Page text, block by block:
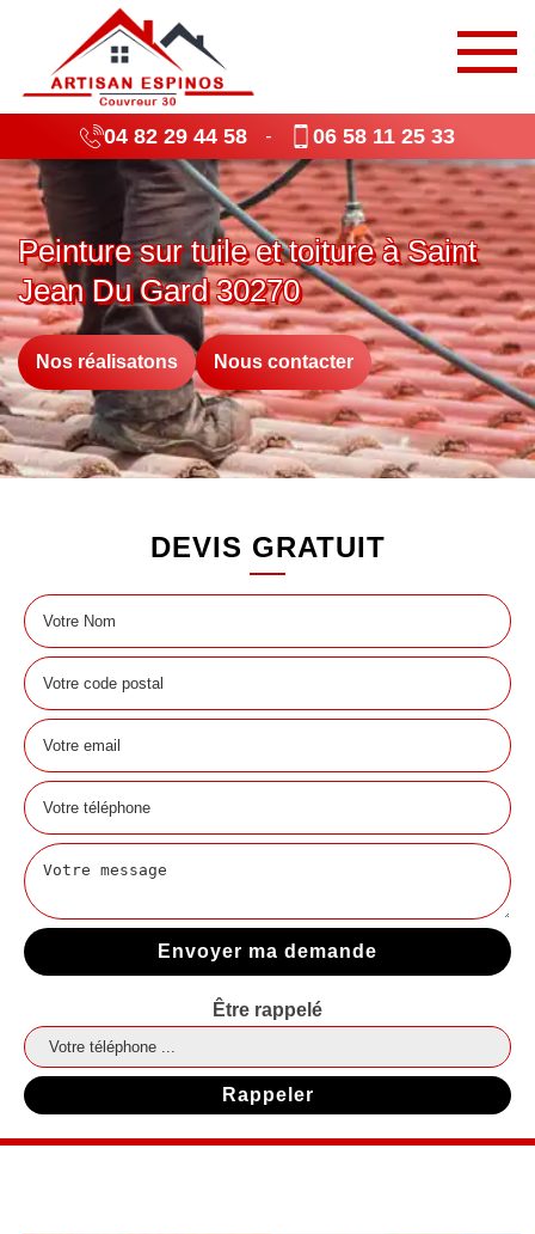
04 82 29 44 58 - 06 58 11 25 33
Peinture sur tuile et toiture à Saint
Jean Du Gard 30270
Nos réalisatons Nous contacter
DEVIS GRATUIT
Être rappelé